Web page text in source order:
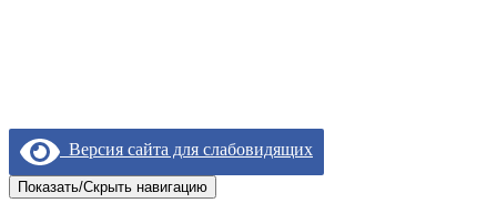
Версия сайта для слабовидящих
Показать/Скрыть навигацию